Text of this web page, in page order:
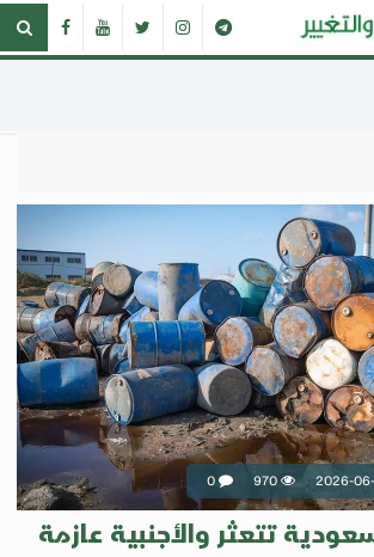
2026-
970
0
تتعثر والأجنبية عازمة